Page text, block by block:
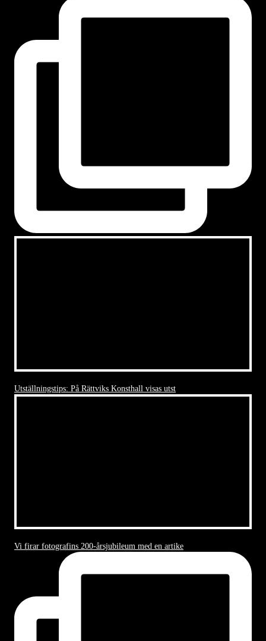
Utställningstips: På Rättviks Konsthall visas utst
Vi firar fotografins 200-årsjubileum med en artike